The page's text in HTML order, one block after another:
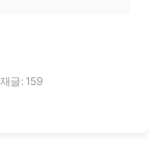
글: 159